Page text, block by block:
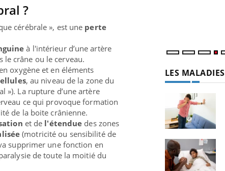
?
cérébrale », est une perte
à l'intérieur d’une artère
le crâne ou le cerveau.
oxygène et en éléments
, au niveau de la zone du
»). La rupture d’une artère
ce qui provoque formation
de la boite crânienne.
et de l'étendue des zones
(motricité ou sensibilité de
supprimer une fonction en
de toute la moitié du
LES MALADIES